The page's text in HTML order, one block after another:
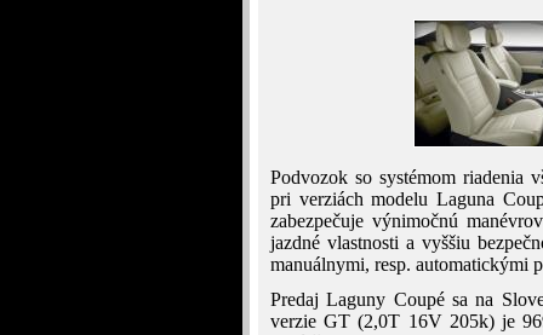
Podvozok so systémom riadenia
pri verziách modelu Laguna
zabezpečuje výnimočnú
jazdné vlastnosti a vyššiu
manuálnymi, resp. automatickými
Predaj Laguny Coupé sa na
verzie GT (2,0T 16V 205k) je